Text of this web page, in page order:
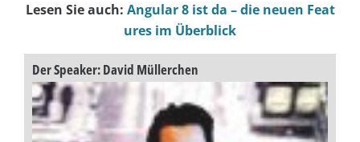
Lesen Sie auch: Angular 8 ist da – die neuen Feat
ures im Überblick
Der Speaker: David Müllerchen